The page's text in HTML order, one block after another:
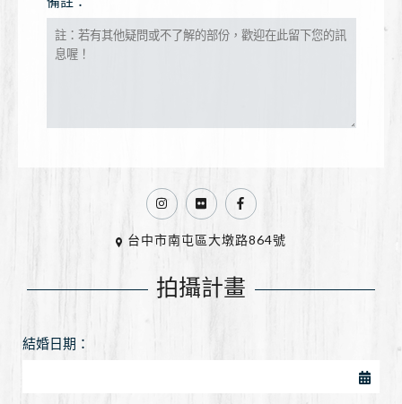
台中市南屯區大墩路864號
拍攝計畫
結婚日期：